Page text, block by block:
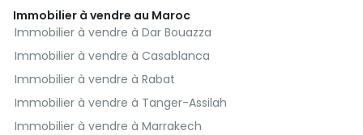
Immobilier à vendre au Maroc
Immobilier à vendre à Dar Bouazza
Immobilier à vendre à Casablanca
Immobilier à vendre à Rabat
Immobilier à vendre à Tanger-Assilah
Immobilier à vendre à Marrakech